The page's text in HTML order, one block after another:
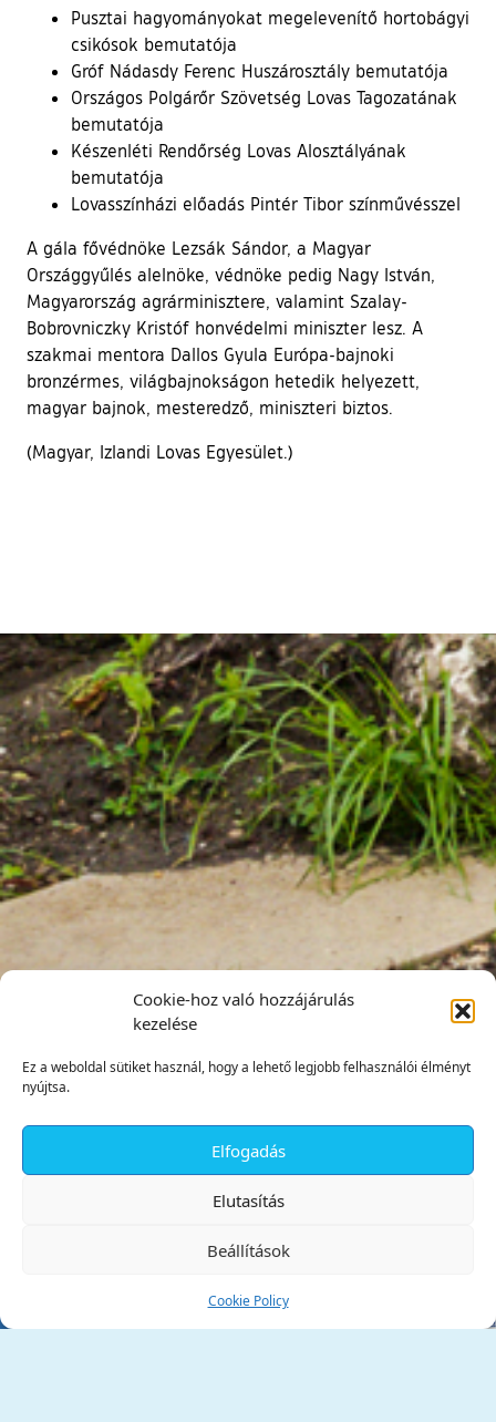
Cookie-hoz való hozzájárulás
kezelése
Ez a weboldal sütiket használ, hogy a lehető legjobb felhasználói élményt
nyújtsa.
Elfogadás
Elutasítás
Beállítások
Cookie Policy
Pusztai hagyományokat megelevenítő hortobágyi
csikósok bemutatója
Gróf Nádasdy Ferenc Huszárosztály bemutatója
Országos Polgárőr Szövetség Lovas Tagozatának
bemutatója
Készenléti Rendőrség Lovas Alosztályának
bemutatója
Lovasszínházi előadás Pintér Tibor színművésszel
A gála fővédnöke Lezsák Sándor, a Magyar
Országgyűlés alelnöke, védnöke pedig Nagy István,
Magyarország agrárminisztere, valamint Szalay-
Bobrovniczky Kristóf honvédelmi miniszter lesz. A
szakmai mentora Dallos Gyula Európa-bajnoki
bronzérmes, világbajnokságon hetedik helyezett,
magyar bajnok, mesteredző, miniszteri biztos.
(Magyar, Izlandi Lovas Egyesület.)
Tata Város Önkormányzata
✕